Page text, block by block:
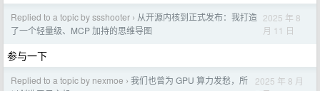
Replied to a topic by ssshooter › 从开源内核到正式发布：我打造
了一个轻量级、MCP 加持的思维导图
2025 年 8
月 11 日
参与一下
Replied to a topic by nexmoe › 我们也曾为 GPU 算力发愁，所
2025 年 8 月